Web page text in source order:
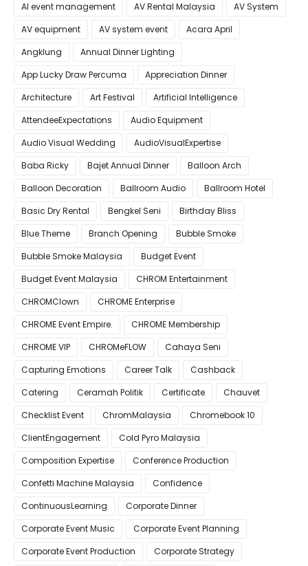
AI event management
AV Rental Malaysia
AV System
AV equipment
AV system event
Acara April
Angklung
Annual Dinner Lighting
App Lucky Draw Percuma
Appreciation Dinner
Architecture
Art Festival
Artificial Intelligence
AttendeeExpectations
Audio Equipment
Audio Visual Wedding
AudioVisualExpertise
Baba Ricky
Bajet Annual Dinner
Balloon Arch
Balloon Decoration
Ballroom Audio
Ballroom Hotel
Basic Dry Rental
Bengkel Seni
Birthday Bliss
Blue Theme
Branch Opening
Bubble Smoke
Bubble Smoke Malaysia
Budget Event
Budget Event Malaysia
CHROM Entertainment
CHROMClown
CHROME Enterprise
CHROME Event Empire.
CHROME Membership
CHROME VIP
CHROMeFLOW
Cahaya Seni
Capturing Emotions
Career Talk
Cashback
Catering
Ceramah Politik Certificate
Chauvet
Checklist Event
ChromMalaysia
Chromebook 10
ClientEngagement
Cold Pyro Malaysia
Composition Expertise
Conference Production
Confetti Machine Malaysia
Confidence
ContinuousLearning
Corporate Dinner
Corporate Event Music
Corporate Event Planning
Corporate Event Production
Corporate Strategy